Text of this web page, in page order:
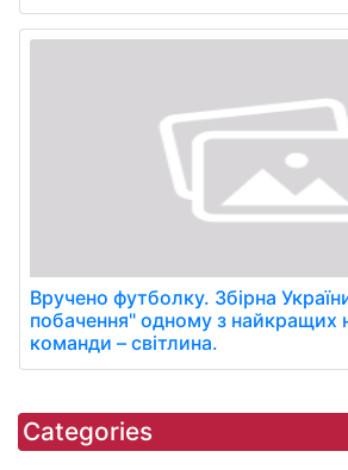
Вручено футболку. Збірна
побачення" одному з найкращих
команди – світлина.
Categories